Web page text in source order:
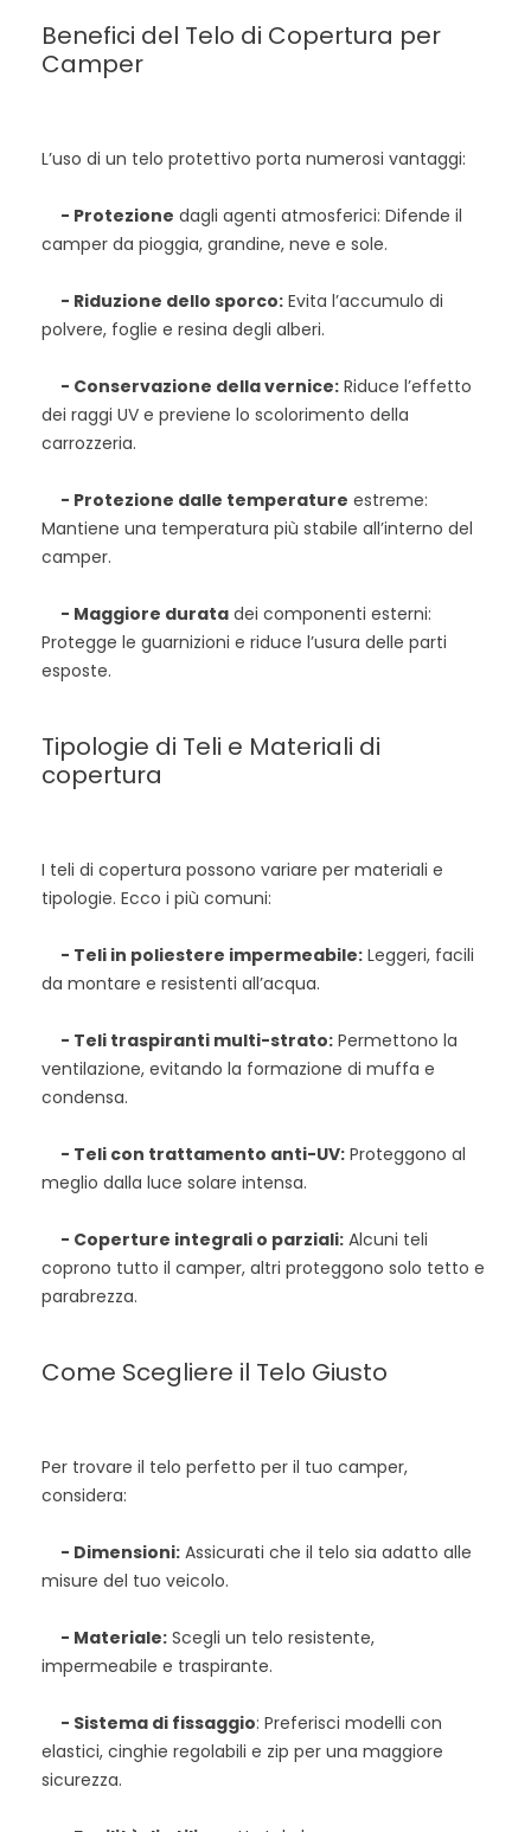
Benefici del Telo di Copertura per
Camper
L’uso di un telo protettivo porta numerosi vantaggi:
- Protezione dagli agenti atmosferici: Difende il
camper da pioggia, grandine, neve e sole.
- Riduzione dello sporco: Evita l’accumulo di
polvere, foglie e resina degli alberi.
- Conservazione della vernice: Riduce l’effetto
dei raggi UV e previene lo scolorimento della
carrozzeria.
- Protezione dalle temperature estreme:
Mantiene una temperatura più stabile all’interno del
camper.
- Maggiore durata dei componenti esterni:
Protegge le guarnizioni e riduce l’usura delle parti
esposte.
Tipologie di Teli e Materiali di
copertura
I teli di copertura possono variare per materiali e
tipologie. Ecco i più comuni:
- Teli in poliestere impermeabile: Leggeri, facili
da montare e resistenti all’acqua.
- Teli traspiranti multi-strato: Permettono la
ventilazione, evitando la formazione di muffa e
condensa.
- Teli con trattamento anti-UV: Proteggono al
meglio dalla luce solare intensa.
- Coperture integrali o parziali: Alcuni teli
coprono tutto il camper, altri proteggono solo tetto e
parabrezza.
Come Scegliere il Telo Giusto
Per trovare il telo perfetto per il tuo camper,
considera:
- Dimensioni: Assicurati che il telo sia adatto alle
misure del tuo veicolo.
- Materiale: Scegli un telo resistente,
impermeabile e traspirante.
- Sistema di fissaggio: Preferisci modelli con
elastici, cinghie regolabili e zip per una maggiore
sicurezza.